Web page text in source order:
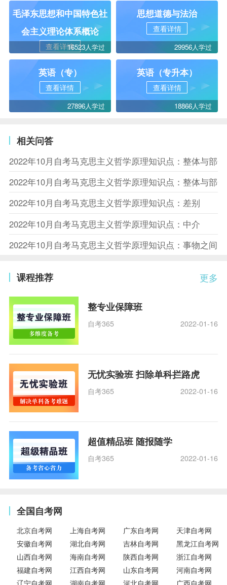
毛泽东思想和中国特色社
会主义理论体系概论
查看详情16523人学过
思想道德与法治
查看详情
29956人学过
英语（专）
查看详情
27896人学过
英语（专升本）
查看详情
18866人学过
相关问答
2022年10月自考马克思主义哲学原理知识点：整体与部
2022年10月自考马克思主义哲学原理知识点：整体与部
2022年10月自考马克思主义哲学原理知识点：差别
2022年10月自考马克思主义哲学原理知识点：中介
2022年10月自考马克思主义哲学原理知识点：事物之间
更多
课程推荐
整专业保障班
自考365 2022-01-16
无忧实验班 扫除单科拦路虎
自考365 2022-01-16
超值精品班 随报随学
自考365 2022-01-16
全国自考网
北京自考网 上海自考网 广东自考网
天津自考网
安徽自考网
湖北自考网 吉林自考网
黑龙江自考网
山西自考网
海南自考网 陕西自考网
浙江自考网
福建自考网
江西自考网 山东自考网
河南自考网
辽宁自考网
湖南自考网 河北自考网 广西自考网